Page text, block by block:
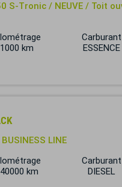
S-Tronic / NEUVE / Toit
1000 km
Carburant
ESSENCE
LINE
km
Carburant
DIESEL